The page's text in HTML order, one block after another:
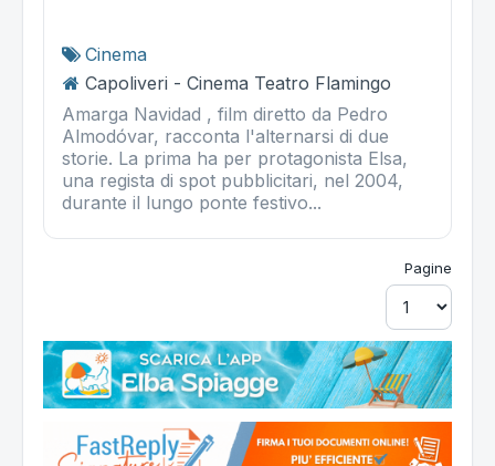
Cinema
Capoliveri - Cinema Teatro Flamingo
Amarga Navidad , film diretto da Pedro
Almodóvar, racconta l'alternarsi di due
storie. La prima ha per protagonista Elsa,
una regista di spot pubblicitari, nel 2004,
durante il lungo ponte festivo...
Pagine